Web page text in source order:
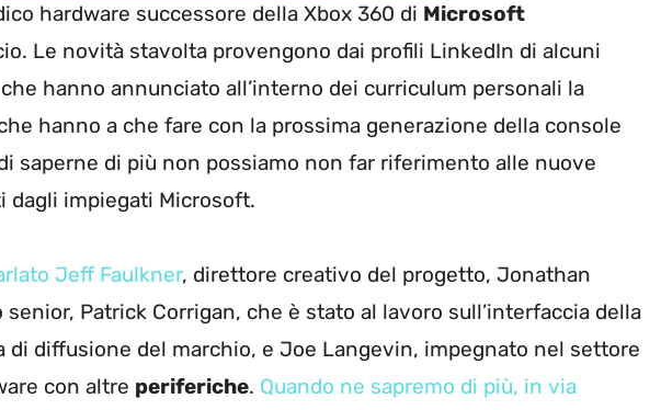
hardware successore della Xbox 360 di Microsoft
Le novità stavolta provengono dai profili LinkedIn di alcuni
hanno annunciato all’interno dei curriculum personali la
hanno a che fare con la prossima generazione della console
saperne di più non possiamo non far riferimento alle nuove
impiegati Microsoft.
Jeff Faulkner, direttore creativo del progetto, Jonathan
Patrick Corrigan, che è stato al lavoro sull’interfaccia della
di diffusione del marchio, e Joe Langevin, impegnato nel settore
con altre periferiche. Quando ne sapremo di più, in via